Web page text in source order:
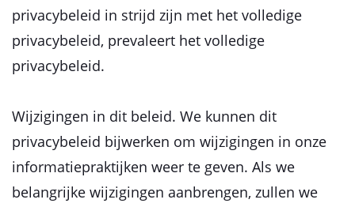
privacybeleid in strijd zijn met het volledige
privacybeleid, prevaleert het volledige
privacybeleid.
Wijzigingen in dit beleid. We kunnen dit
privacybeleid bijwerken om wijzigingen in onze
informatiepraktijken weer te geven. Als we
belangrijke wijzigingen aanbrengen, zullen we